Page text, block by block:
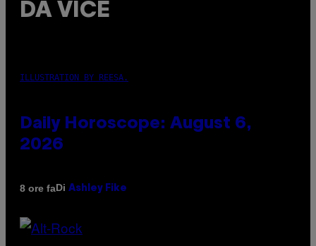
DA VICE
ILLUSTRATION BY REESA.
Daily Horoscope: August 6,
2026
8 ore faDi Ashley Fike